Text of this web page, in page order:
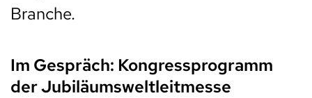
Branche.
Im Gespräch: Kongressprogramm
der Jubiläumsweltleitmesse